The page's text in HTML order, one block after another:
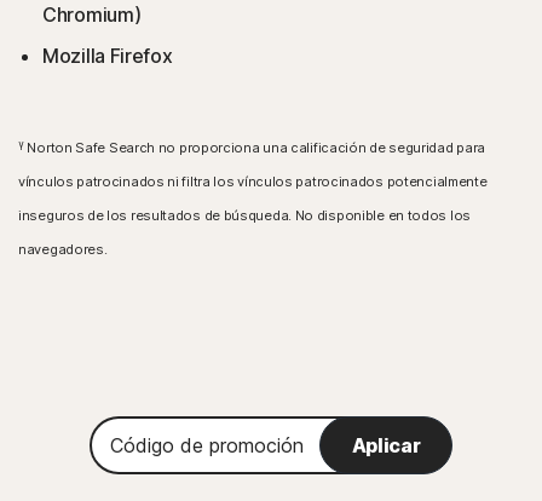
Chromium)
Mozilla Firefox
γNorton Safe Search no proporciona una calificación de seguridad para
vínculos patrocinados ni filtra los vínculos patrocinados potencialmente
inseguros de los resultados de búsqueda. No disponible en todos los
navegadores.
Código
de
promoción
Aplicar